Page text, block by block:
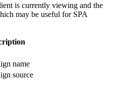
is currently viewing and the
may be useful for SPA
name
source